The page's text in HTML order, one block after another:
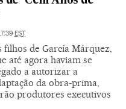
EST
filhos de García Márquez,
até agora haviam se
a autorizar a
da obra-prima,
produtores executivos